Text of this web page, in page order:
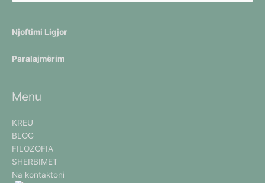
Njoftimi Ligjor
Paralajmërim
Menu
KREU
BLOG
FILOZOFIA
SHERBIMET
Na kontaktoni